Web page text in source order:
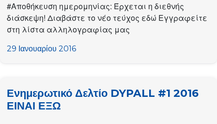
#Αποθήκευση ημερομηνίας: Έρχεται η διεθνής
διάσκεψη! Διαβάστε το νέο τεύχος εδώ Εγγραφείτε
στη λίστα αλληλογραφίας μας
29 Ιανουαρίου 2016
Ενημερωτικό Δελτίο DYPALL #1 2016
ΕΙΝΑΙ ΕΞΩ